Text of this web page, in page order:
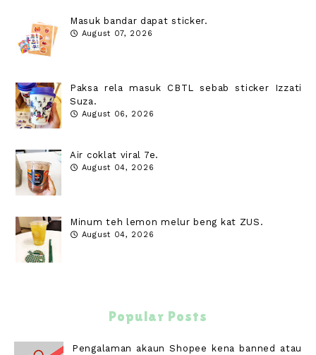
Masuk bandar dapat sticker.
August 07, 2026
Paksa rela masuk CBTL sebab sticker Izzati
Suza.
August 06, 2026
Air coklat viral 7e.
August 04, 2026
Minum teh lemon melur beng kat ZUS.
August 04, 2026
Popular Posts
Pengalaman akaun Shopee kena banned atau